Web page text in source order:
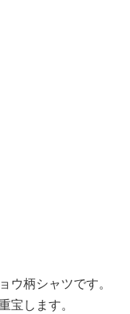
柄シャツです。
します。